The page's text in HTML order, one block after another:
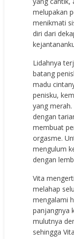
melupakan
menikmati
diri dari
Lidahnya
batang
madu
penisku,
yang
dengan
membuat
orgasme.
mengulum
dengan
Vita
melahap
mengalami
panjangnya
mulutnya
sehingga